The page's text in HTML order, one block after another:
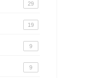
29
19
9
9